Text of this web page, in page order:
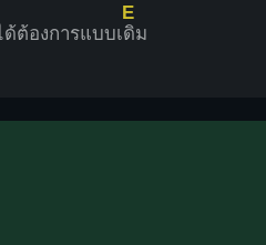
ต้องการแบบเ
E
ดิม